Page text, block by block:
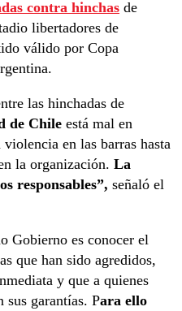
contra hinchas de
libertadores de
válido por Copa
las hinchadas de
de Chile está mal en
en las barras hasta
la organización. La
responsables”, señaló el
Gobierno es conocer el
que han sido agredidos,
y que a quienes
sus garantías. Para ello